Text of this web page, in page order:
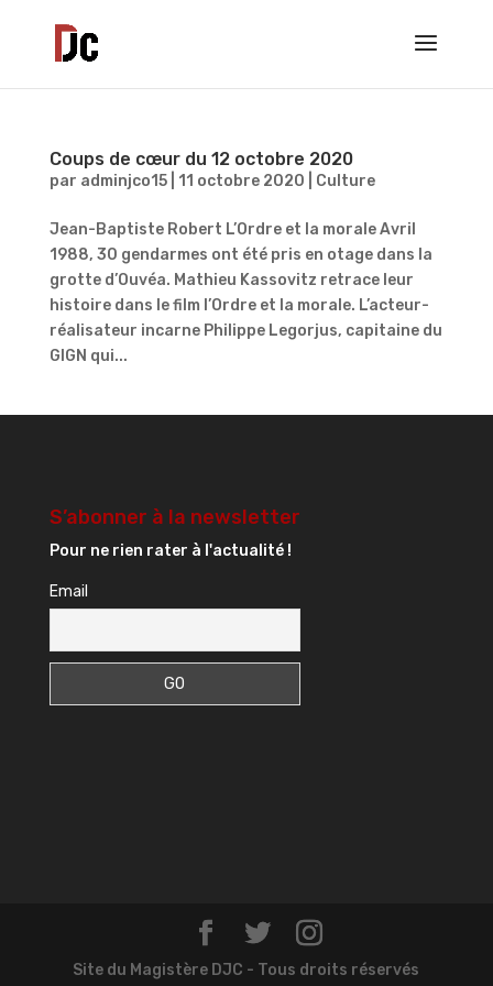
Coups de cœur du 12 octobre 2020
par adminjco15| 11 octobre 2020 Culture
Jean-Baptiste Robert L’Ordre et la morale Avril
1988, 30 gendarmes ont été pris en otage dans la
grotte d’Ouvéa. Mathieu Kassovitz retrace leur
histoire dans le film l’Ordre et la morale. L’acteur-
réalisateur incarne Philippe Legorjus, capitaine du
GIGN qui...
S’abonner à la newsletter
Pour ne rien rater à l'actualité !
Email
Site du Magistère DJC - Tous droits réservés